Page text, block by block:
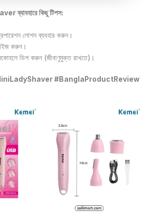
ব্যাবহারে কিছু টিপস:
লোশন ব্যবহার করুন।
করুন।
ডিপ করুন (জীবাণুমুক্ত রাখতে)।
#BanglaProductReview